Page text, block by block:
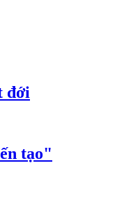
đới
tạo"